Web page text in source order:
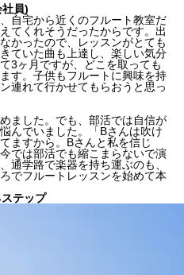
員)
自宅から近くのフルート教室だ
てくれそうだったからです。出
かったので、レッスンがとても
ていた曲も上達し、楽しい気分
3ヶ月ですが、どこを取っても
す。子供もフルートに興味を持
連れて行かせてもらおうと思っ
ました。でも、部活では自信が
んでいました。「Bさんは吹け
ますから。Bさんと私を信じ
では部活でも縮こまらないで演
通学路で楽器を持ち運ぶのも、
でフルートレッスンを始めて本
テップ